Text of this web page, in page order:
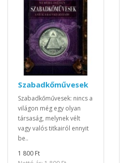
Szabadkőművesek
Szabadkőművesek: nincs a
világon még egy olyan
társaság, melynek vélt
vagy valós titkairól ennyit
be..
1 800 Ft